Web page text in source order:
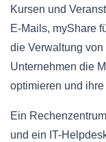
Kursen und
E-Mails, myShare
die Verwaltung
Unternehmen die
optimieren und
Ein
und ein IT-